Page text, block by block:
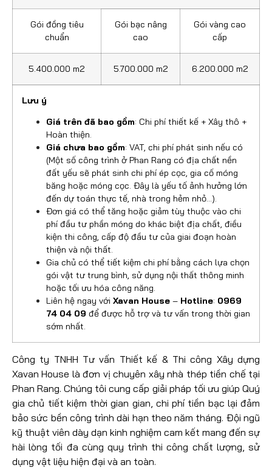
Gói đồng tiêu
chuẩn
Gói bạc nâng
cao
Gói vàng cao
cấp
5.400.000 m2 5.700.000 m2 6.200.000 m2
Lưu ý
Giá trên đã bao gồm: Chi phí thiết kế + Xây thô +
Hoàn thiện.
Giá chưa bao gồm: VAT, chi phí phát sinh nếu có
(Một số công trình ở Phan Rang có địa chất nền
đất yếu sẽ phát sinh chi phí ép cọc, gia cố móng
băng hoặc móng cọc. Đây là yếu tố ảnh hưởng lớn
đến dự toán thực tế, nhà trong hẻm nhỏ…).
Đơn giá có thể tăng hoặc giảm tùy thuộc vào chi
phí đầu tư phần móng do khác biệt địa chất, điều
kiện thi công, cấp độ đầu tư của giai đoạn hoàn
thiện và nội thất.
Gia chủ có thể tiết kiệm chi phí bằng cách lựa chọn
gói vật tư trung bình, sử dụng nội thất thông minh
hoặc tối ưu hóa công năng.
Liên hệ ngay với Xavan House – Hotline: 0969
74 04 09 để được hỗ trợ và tư vấn trong thời gian
sớm nhất.
Công ty TNHH Tư vấn Thiết kế & Thi công Xây dựng
Xavan House là đơn vị chuyên xây nhà thép tiền chế tại
Phan Rang. Chúng tôi cung cấp giải pháp tối ưu giúp Quý
gia chủ tiết kiệm thời gian gian, chi phí tiền bạc lại đảm
bảo sức bền công trình dài hạn theo năm tháng. Đội ngũ
kỹ thuật viên dày dạn kinh nghiệm cam kết mang đến sự
hài lòng tối đa cùng quy trình thi công chất lượng, sử
dụng vật liệu hiện đại và an toàn.